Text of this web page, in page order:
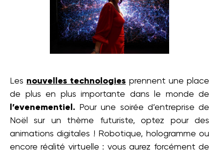
Les nouvelles technologies prennent une place
de plus en plus importante dans le monde de
l’evenementiel. Pour une soirée d’entreprise de
Noël sur un thème futuriste, optez pour des
animations digitales ! Robotique, hologramme ou
encore réalité virtuelle : vous aurez forcément de